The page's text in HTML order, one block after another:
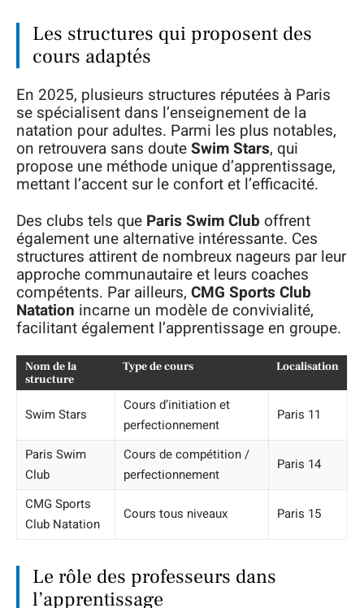
Les structures qui proposent des
cours adaptés
En 2025, plusieurs structures réputées à Paris
se spécialisent dans l’enseignement de la
natation pour adultes. Parmi les plus notables,
on retrouvera sans douteSwim Stars, qui
propose une méthode unique d’apprentissage,
mettant l’accent sur le confort et l’efficacité.
Des clubs tels que Paris Swim Club offrent
également une alternative intéressante. Ces
structures attirent de nombreux nageurs par leur
approche communautaire et leurs coaches
compétents. Par ailleurs, CMG Sports Club
Natation incarne un modèle de convivialité,
facilitant également l’apprentissage en groupe.
Nom de la
structure
Type de cours Localisation
Swim Stars
Cours d’initiation et
perfectionnement
Paris 11
Paris Swim
Club
Cours de compétition /
perfectionnement
Paris 14
CMG Sports
Club Natation
Cours tous niveaux Paris 15
Le rôle des professeurs dans
l’apprentissage